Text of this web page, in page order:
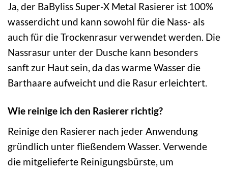
Ja, der BaByliss Super-X Metal Rasierer ist 100%
wasserdicht und kann sowohl für die Nass- als
auch für die Trockenrasur verwendet werden. Die
Nassrasur unter der Dusche kann besonders
sanft zur Haut sein, da das warme Wasser die
Barthaare aufweicht und die Rasur erleichtert.
Wie reinige ich den Rasierer richtig?
Reinige den Rasierer nach jeder Anwendung
gründlich unter fließendem Wasser. Verwende
die mitgelieferte Reinigungsbürste, um